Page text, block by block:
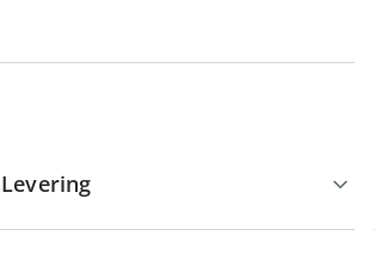
Levering